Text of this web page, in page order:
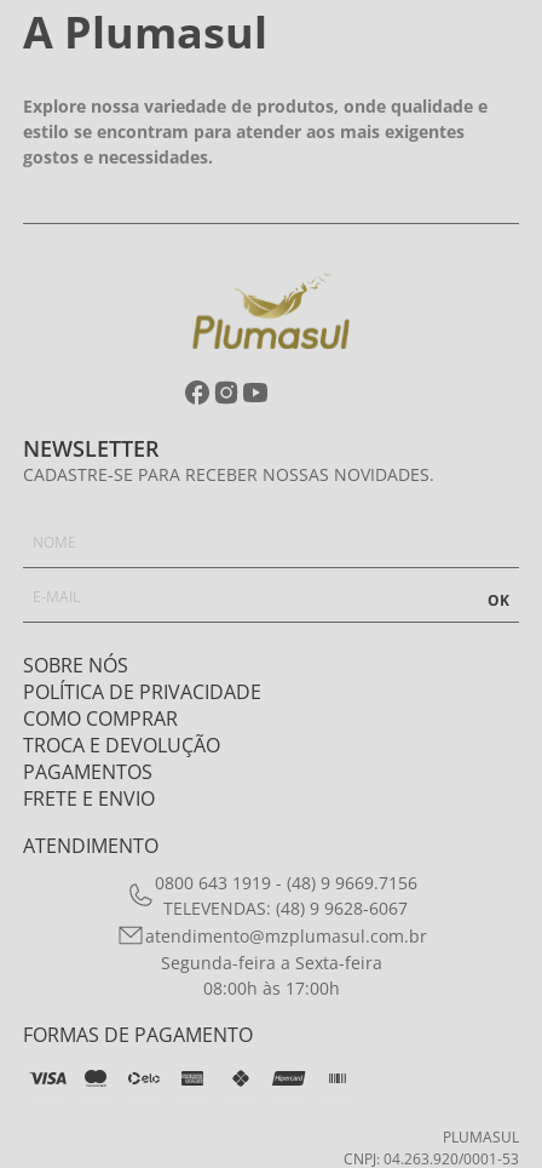
A Plumasul
Explore nossa variedade de produtos, onde qualidade e
estilo se encontram para atender aos mais exigentes
gostos e necessidades.
NEWSLETTER
CADASTRE-SE PARA RECEBER NOSSAS NOVIDADES.
OK
SOBRE NÓS
POLÍTICA DE PRIVACIDADE
COMO COMPRAR
TROCA E DEVOLUÇÃO
PAGAMENTOS
FRETE E ENVIO
ATENDIMENTO
0800 643 1919 - (48) 9 9669.7156
TELEVENDAS: (48) 9 9628-6067
atendimento@mzplumasul.com.br
Segunda-feira a Sexta-feira
08:00h às 17:00h
FORMAS DE PAGAMENTO
PLUMASUL
CNPJ: 04.263.920/0001-53